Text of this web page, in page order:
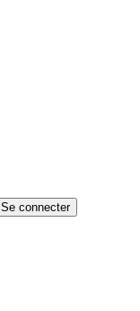
Se connecter